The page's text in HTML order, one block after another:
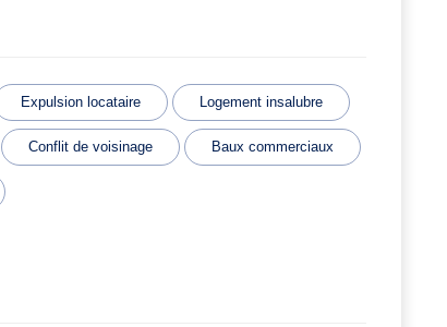
Expulsion locataire Logement insalubre
Conflit de voisinage Baux commerciaux